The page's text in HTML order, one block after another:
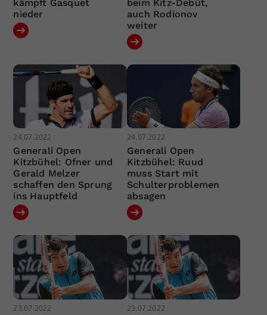
kämpft Gasquet
nieder
beim Kitz-Debüt,
auch Rodionov
weiter
24.07.2022
Generali Open
Kitzbühel: Ofner und
Gerald Melzer
schaffen den Sprung
ins Hauptfeld
24.07.2022
Generali Open
Kitzbühel: Ruud
muss Start mit
Schulterproblemen
absagen
23.07.2022 23.07.2022